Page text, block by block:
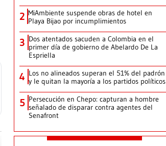
2 MiAmbiente suspende obras de hotel en
Playa Bijao por incumplimientos
3 Dos atentados sacuden a Colombia en el
primer día de gobierno de Abelardo De La
Espriella
4 Los no alineados superan el 51% del padrón
y le quitan la mayoría a los partidos políticos
5 Persecución en Chepo: capturan a hombre
señalado de disparar contra agentes del
Senafront